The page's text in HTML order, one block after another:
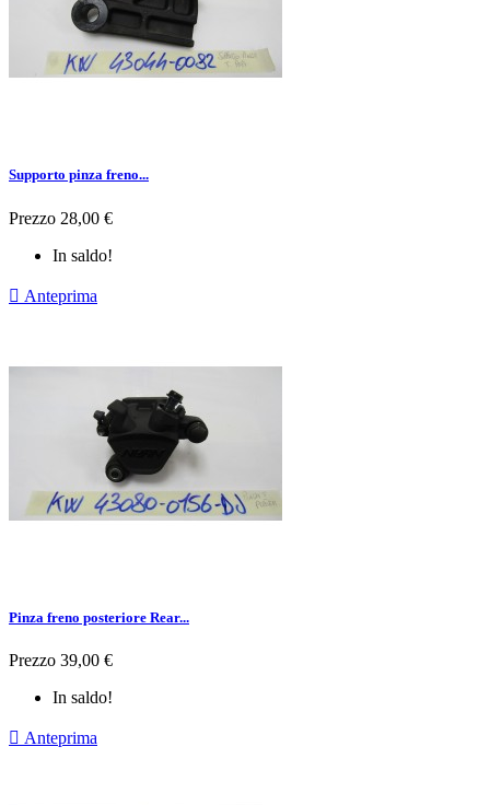
Supporto pinza freno...
Prezzo 28,00 €
In saldo!
 Anteprima
Pinza freno posteriore Rear...
Prezzo 39,00 €
In saldo!
 Anteprima